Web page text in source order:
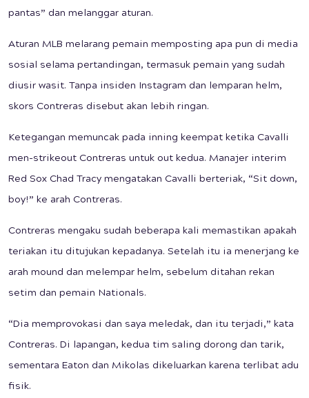
pantas” dan melanggar aturan.
Aturan MLB melarang pemain memposting apa pun di media
sosial selama pertandingan, termasuk pemain yang sudah
diusir wasit. Tanpa insiden Instagram dan lemparan helm,
skors Contreras disebut akan lebih ringan.
Ketegangan memuncak pada inning keempat ketika Cavalli
men-strikeout Contreras untuk out kedua. Manajer interim
Red Sox Chad Tracy mengatakan Cavalli berteriak, “Sit down,
boy!” ke arah Contreras.
Contreras mengaku sudah beberapa kali memastikan apakah
teriakan itu ditujukan kepadanya. Setelah itu ia menerjang ke
arah mound dan melempar helm, sebelum ditahan rekan
setim dan pemain Nationals.
“Dia memprovokasi dan saya meledak, dan itu terjadi,” kata
Contreras. Di lapangan, kedua tim saling dorong dan tarik,
sementara Eaton dan Mikolas dikeluarkan karena terlibat adu
fisik.